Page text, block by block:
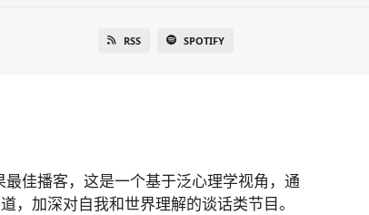
RSS SPOTIFY
最佳播客，这是一个基于泛心理学视角，通
，加深对自我和世界理解的谈话类节目。